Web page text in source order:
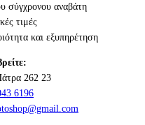
σύγχρονου αναβάτη
τιμές
και εξυπηρέτηση
262 23
6196